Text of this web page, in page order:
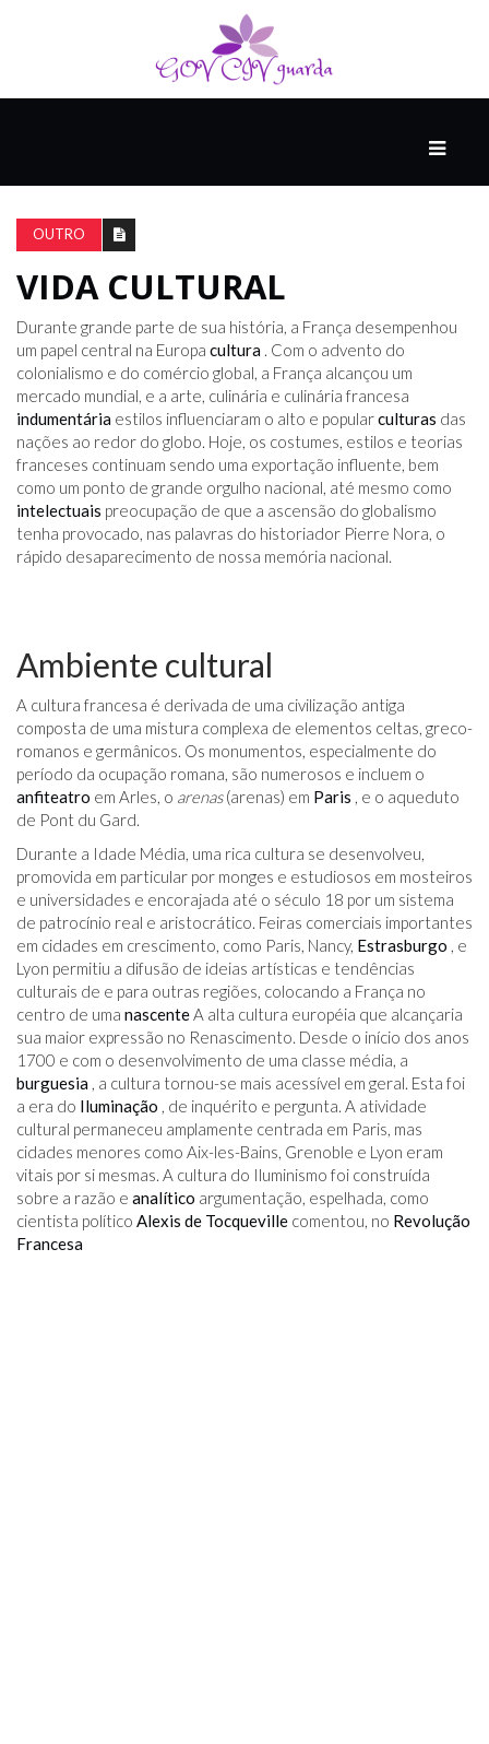
DO
THINK
COMPANHEIRO
COMEÇA
COM
UM
ESTRONDO
OUTRO
VIDA CULTURAL
Durante grande parte de sua história, a França desempenhou
um papel central na Europa cultura . Com o advento do
colonialismo e do comércio global, a França alcançou um
mercado mundial, e a arte, culinária e culinária francesa
indumentária estilos influenciaram o alto e popularculturas das
nações ao redor do globo. Hoje, os costumes, estilos e teorias
franceses continuam sendo uma exportação influente, bem
como um ponto de grande orgulho nacional, até mesmo como
intelectuais preocupação de que a ascensão do globalismo
tenha provocado, nas palavras do historiador Pierre Nora, o
rápido desaparecimento de nossa memória nacional.
Ambiente cultural
A cultura francesa é derivada de uma civilização antiga
composta de uma mistura complexa de elementos celtas, greco-
romanos e germânicos. Os monumentos, especialmente do
período da ocupação romana, são numerosos e incluem o
anfiteatro em Arles, o arenas(arenas) em Paris , e o aqueduto
de Pont du Gard.
Durante a Idade Média, uma rica cultura se desenvolveu,
promovida em particular por monges e estudiosos em mosteiros
e universidades e encorajada até o século 18 por um sistema
de patrocínio real e aristocrático. Feiras comerciais importantes
em cidades em crescimento, como Paris, Nancy, Estrasburgo , e
Lyon permitiu a difusão de ideias artísticas e tendências
culturais de e para outras regiões, colocando a França no
centro de uma nascenteA alta cultura européia que alcançaria
sua maior expressão no Renascimento. Desde o início dos anos
1700 e com o desenvolvimento de uma classe média, a
burguesia , a cultura tornou-se mais acessível em geral. Esta foi
a era do Iluminação , de inquérito e pergunta. A atividade
cultural permaneceu amplamente centrada em Paris, mas
cidades menores como Aix-les-Bains, Grenoble e Lyon eram
vitais por si mesmas. A cultura do Iluminismo foi construída
sobre a razão e analítico argumentação, espelhada, como
cientista político Alexis de Tocqueville comentou, no Revolução
Francesa